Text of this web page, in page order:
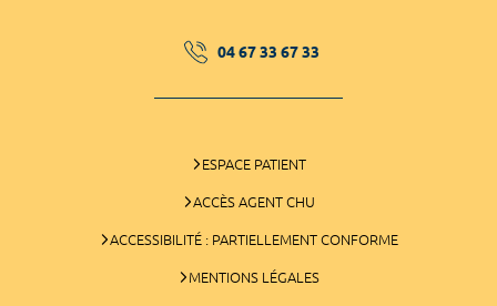
04 67 33 67 33
ESPACE PATIENT
ACCÈS AGENT CHU
ACCESSIBILITÉ : PARTIELLEMENT CONFORME
MENTIONS LÉGALES